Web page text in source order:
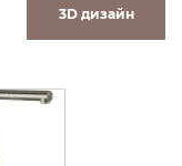
3D дизайн